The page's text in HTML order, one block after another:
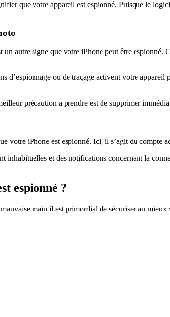
que votre appareil est espionné. Puisque le
autre signe que votre iPhone peut être
d’espionnage ou de traçage activent votre
précaution a prendre est de supprimer
votre iPhone est espionné. Ici, il s’agit du compte
inhabituelles et des notifications concernant la
espionné ?
main il est primordial de sécuriser au mieux